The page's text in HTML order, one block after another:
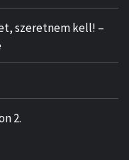
szeretnem kell! –
2.